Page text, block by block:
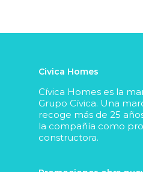
Civica Homes
Cívica Homes es la
Grupo Cívica. Una
recoge más de 25
la compañía como
constructora.